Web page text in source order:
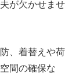
ント
が欠かせませ
、着替えや荷
間の確保な